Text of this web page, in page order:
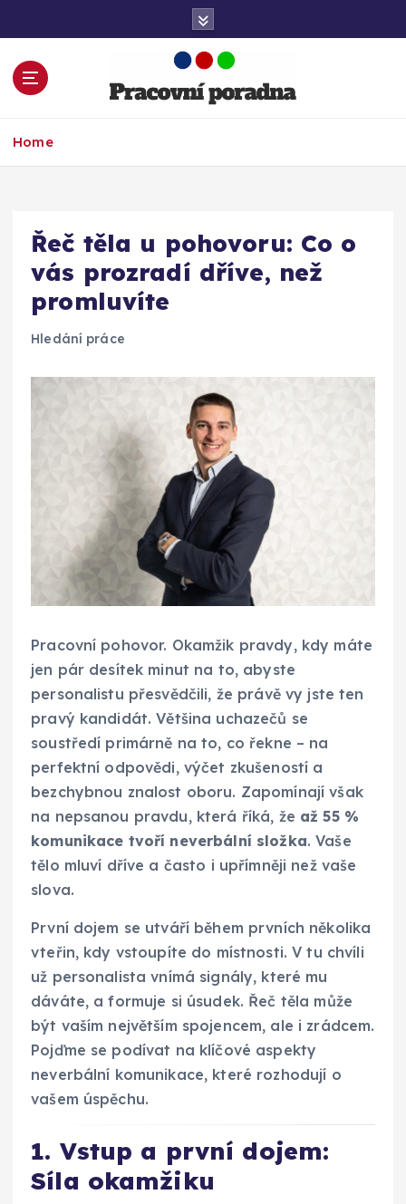
Home
Řeč těla u pohovoru: Co o
vás prozradí dříve, než
promluvíte
Hledání práce
Pracovní pohovor. Okamžik pravdy, kdy máte
jen pár desítek minut na to, abyste
personalistu přesvědčili, že právě vy jste ten
pravý kandidát. Většina uchazečů se
soustředí primárně na to, co řekne – na
perfektní odpovědi, výčet zkušeností a
bezchybnou znalost oboru. Zapomínají však
na nepsanou pravdu, která říká, že až 55 %
komunikace tvoří neverbální složka. Vaše
tělo mluví dříve a často i upřímněji než vaše
slova.
První dojem se utváří během prvních několika
vteřin, kdy vstoupíte do místnosti. V tu chvíli
už personalista vnímá signály, které mu
dáváte, a formuje si úsudek. Řeč těla může
být vaším největším spojencem, ale i zrádcem.
Pojďme se podívat na klíčové aspekty
neverbální komunikace, které rozhodují o
vašem úspěchu.
1. Vstup a první dojem:
Síla okamžiku